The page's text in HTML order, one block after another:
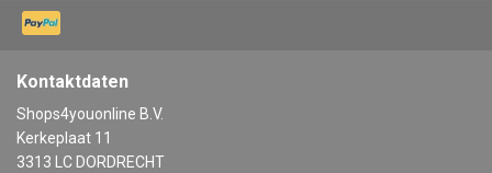
Kontaktdaten
Shops4youonline B.V.
Kerkeplaat 11
3313 LC DORDRECHT